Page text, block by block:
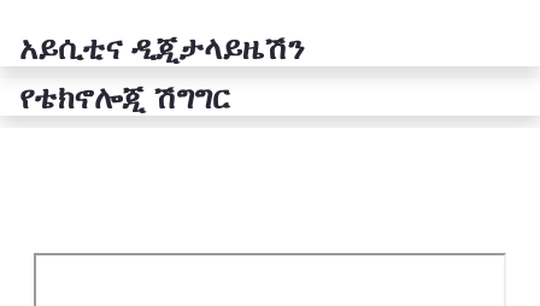
አይሲቲና ዲጂታላይዜሽን
የቴክኖሎጂ ሽግግር